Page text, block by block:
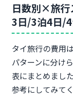
グ）
プーケッ
喫）
チェンマ
り）
周遊プラ
ケット）
【目的別】観
日数別×旅行
3日/3泊4日/4
タイ旅行の費用
パターンに分け
表にまとめまし
参考にしてみて